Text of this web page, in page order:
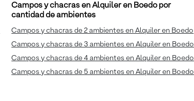
Campos y chacras en Alquiler en Boedo por
cantidad de ambientes
Campos y chacras de 2 ambientes en Alquiler en Boedo
Campos y chacras de 3 ambientes en Alquiler en Boedo
Campos y chacras de 4 ambientes en Alquiler en Boedo
Campos y chacras de 5 ambientes en Alquiler en Boedo